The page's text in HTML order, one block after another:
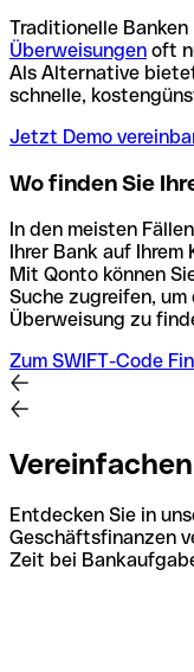
Traditionelle
Überweisungen oft
Als Alternative
schnelle,
Jetzt Demo
Wo finden Sie
In den meisten
Ihrer Bank auf Ihrem
Mit Qonto können
Suche zugreifen,
Überweisung zu
Zum SWIFT-Code
Entdecken Sie in
Geschäftsfinanzen
Zeit bei